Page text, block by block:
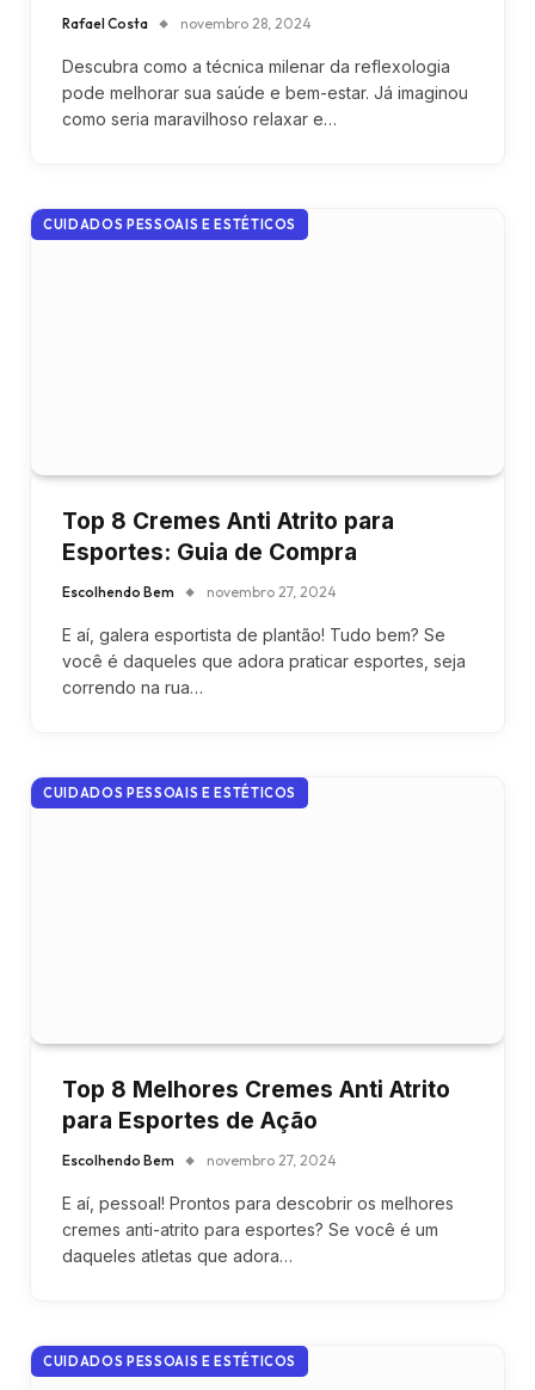
Rafael Costa novembro 28, 2024
Descubra como a técnica milenar da reflexologia
pode melhorar sua saúde e bem-estar. Já imaginou
como seria maravilhoso relaxar e…
CUIDADOS PESSOAIS E ESTÉTICOS
Top 8 Cremes Anti Atrito para
Esportes: Guia de Compra
Escolhendo Bem novembro 27, 2024
E aí, galera esportista de plantão! Tudo bem? Se
você é daqueles que adora praticar esportes, seja
correndo na rua…
CUIDADOS PESSOAIS E ESTÉTICOS
Top 8 Melhores Cremes Anti Atrito
para Esportes de Ação
Escolhendo Bem novembro 27, 2024
E aí, pessoal! Prontos para descobrir os melhores
cremes anti-atrito para esportes? Se você é um
daqueles atletas que adora…
CUIDADOS PESSOAIS E ESTÉTICOS